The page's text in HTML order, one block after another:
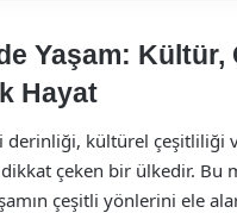
Yaşam: Kültür,
Hayat
derinliği, kültürel çeşitliliği
çeken bir ülkedir. Bu
çeşitli yönlerini ele